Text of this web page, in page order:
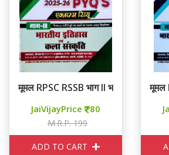
मूमल RPSC RSSB भाग II भारतीय इतिहास
JaiVijayPrice 80
M.R.P. 199
ADD TO CART
मूमल